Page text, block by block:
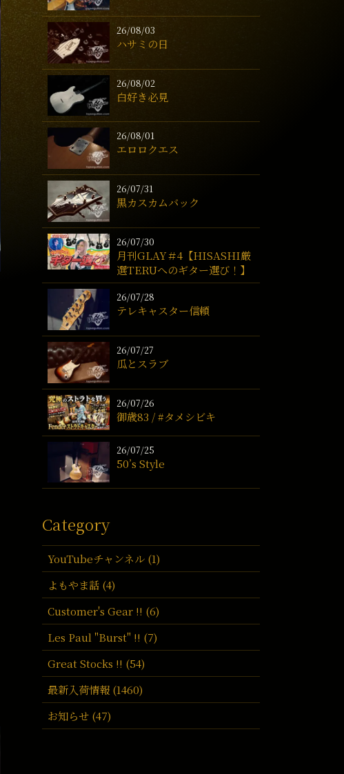
26/08/03
ハサミの日
26/08/02
白好き必見
26/08/01
エロロクエス
26/07/31
黒カスカムバック
26/07/30
月刊GLAY＃4【HISASHI厳
選TERUへのギター選び！】
26/07/28
テレキャスター信頼
26/07/27
瓜とスラブ
26/07/26
御歳83 / #タメシビキ
26/07/25
50’s Style
Category
YouTubeチャンネル (1)
よもやま話 (4)
Customer's Gear !! (6)
Les Paul "Burst" !! (7)
Great Stocks !! (54)
最新入荷情報 (1460)
お知らせ (47)